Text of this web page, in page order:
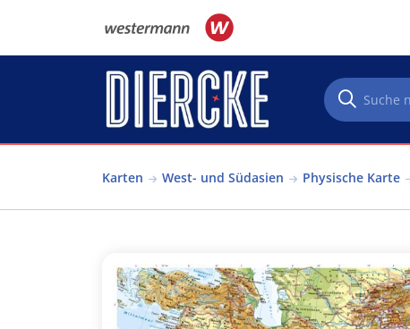
Karten West- und Südasien Physische Karte